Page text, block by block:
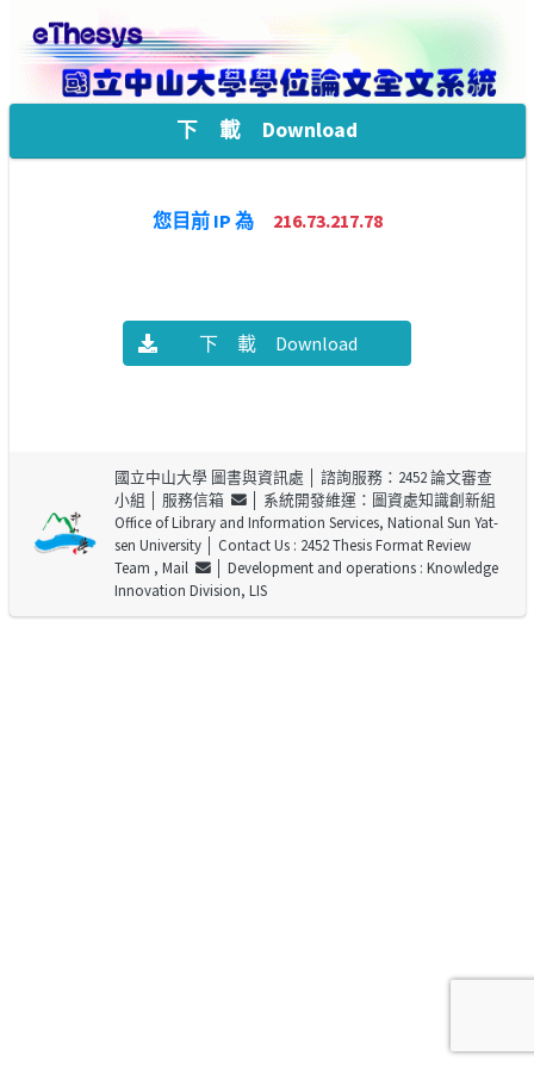
下 載 Download
您目前 IP 為 216.73.217.78
下 載 Download
國立中山大學 圖書與資訊處 │ 諮詢服務：2452 論文審查
小組 │ 服務信箱
│ 系統開發維運：圖資處知識創新組
Office of Library and Information Services, National Sun Yat-
sen University│ Contact Us : 2452 Thesis Format Review
Team , Mail
│ Development and operations : Knowledge
Innovation Division, LIS